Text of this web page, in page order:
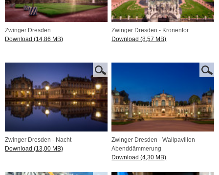
Zwinger Dresden
Download (14,86 MB)
Zwinger Dresden - Kronentor
Download (8,57 MB)
Zwinger Dresden - Nacht
Download (13,00 MB)
Zwinger Dresden - Wallpavillon
Abenddämmerung
Download (4,30 MB)